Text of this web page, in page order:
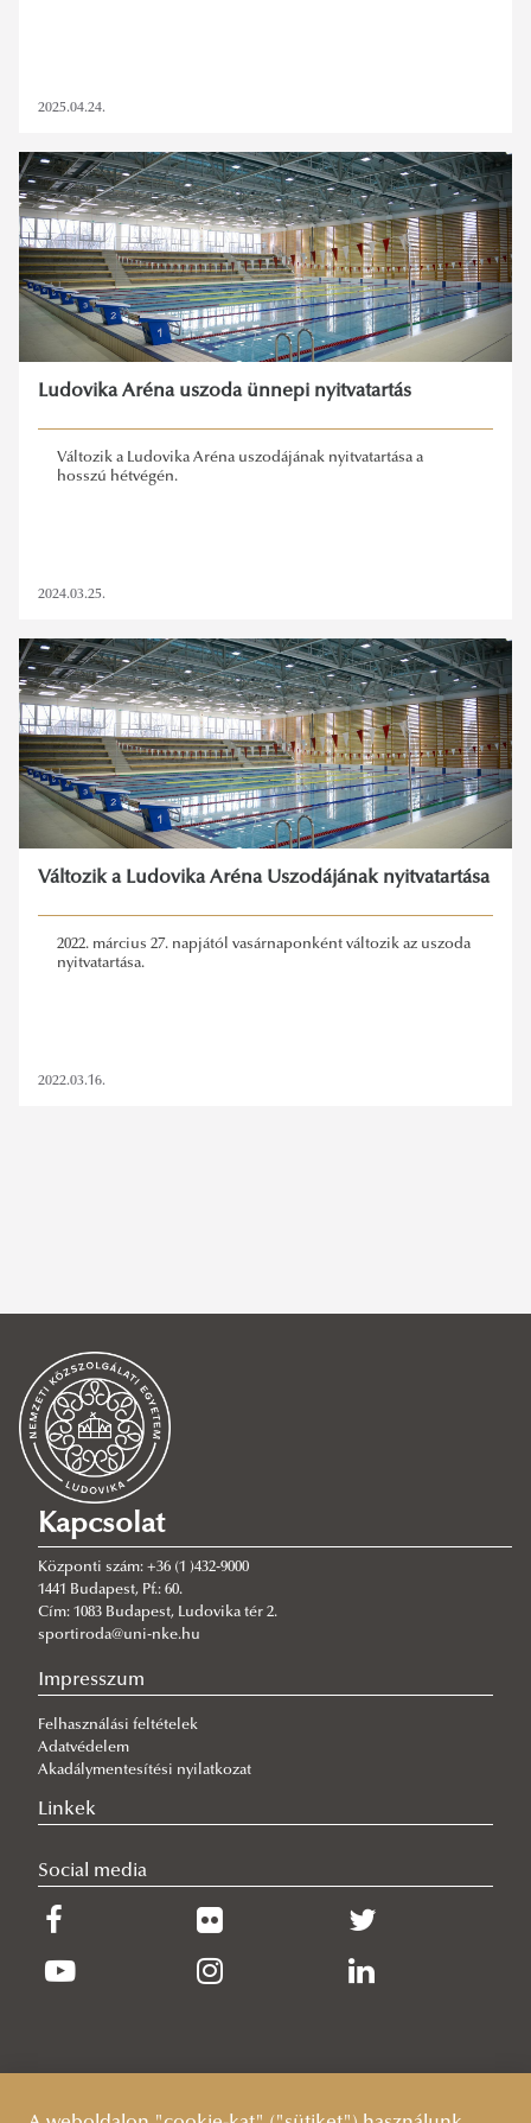
aréna uszoda,
2025.04.24.
Ludovika Aréna uszoda ünnepi nyitvatartás
Változik a Ludovika Aréna uszodájának nyitvatartása a
hosszú hétvégén.
2024.03.25.
Változik a Ludovika Aréna Uszodájának nyitvatartása
2022. március 27. napjától vasárnaponként változik az uszoda
nyitvatartása.
2022.03.16.
Kapcsolat
Központi szám: +36 (1 )432-9000
1441 Budapest, Pf.: 60.
Cím: 1083 Budapest, Ludovika tér 2.
sportiroda@uni-nke.hu
Impresszum
Felhasználási feltételek
Adatvédelem
Akadálymentesítési nyilatkozat
Linkek
Social media